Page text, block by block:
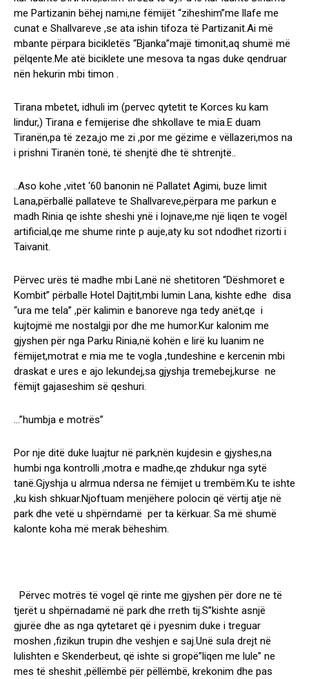
me Partizanin bëhej nami,ne fëmijët “ziheshim”me llafe me
cunat e Shallvareve ,se ata ishin tifoza të Partizanit.Ai më
mbante përpara bicikletës “Bjanka”majë timonit,aq shumë më
pëlqente.Me atë biciklete une mesova ta ngas duke qendruar
nën hekurin mbi timon .
Tirana mbetet, idhuli im (pervec qytetit te Korces ku kam
lindur,) Tirana e femijerise dhe shkollave te mia.E duam
Tiranën,pa të zeza,jo me zi ,por me gëzime e vëllazeri,mos na
i prishni Tiranën tonë, të shenjtë dhe të shtrenjtë..
..Aso kohe ,vitet ‘60 banonin në Pallatet Agimi, buze limit
Lana,përballë pallateve te Shallvareve,përpara me parkun e
madh Rinia qe ishte sheshi ynë i lojnave,me një liqen te vogël
artificial,qe me shume rinte p auje,aty ku sot ndodhet rizorti i
Taivanit.
Përvec urës të madhe mbi Lanë në shetitoren “Dëshmoret e
Kombit” përballe Hotel Dajtit,mbi lumin Lana, kishte edhe disa
“ura me tela” ,për kalimin e banoreve nga tedy anët,qe i
kujtojmë me nostalgji por dhe me humor.Kur kalonim me
gjyshen për nga Parku Rinia,në kohën e lirë ku luanim ne
fëmijet,motrat e mia me te vogla ,tundeshine e kercenin mbi
draskat e ures e ajo lekundej,sa gjyshja tremebej,kurse ne
fëmijt gajaseshim së qeshuri.
…”humbja e motrës”
Por nje ditë duke luajtur në park,nën kujdesin e gjyshes,na
humbi nga kontrolli ,motra e madhe,qe zhdukur nga sytë
tanë.Gjyshja u alrmua ndersa ne fëmijet u trembëm.Ku te ishte
,ku kish shkuar.Njoftuam menjëhere polocin që vërtij atje në
park dhe vetë u shpërndamë per ta kërkuar. Sa më shumë
kalonte koha më merak bëheshim.
Përvec motrës të vogel që rinte me gjyshen për dore ne të
tjerët u shpërnadamë në park dhe rreth tij.S’’kishte asnjë
gjurëe dhe as nga qytetaret që i pyesnim duke i treguar
moshen ,fizikun trupin dhe veshjen e saj.Unë sula drejt në
lulishten e Skenderbeut, që ishte si gropë”liqen me lule” ne
mes të sheshit ,pëllëmbë për pëllëmbë, krekonim dhe pas